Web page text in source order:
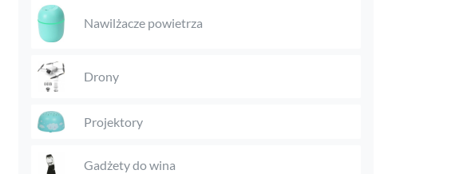
Nawilżacze powietrza
Drony
Projektory
Gadżety do wina